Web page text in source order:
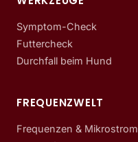
Symptom-Check
Futtercheck
Durchfall beim Hund
FREQUENZWELT
Frequenzen & Mikrostrom